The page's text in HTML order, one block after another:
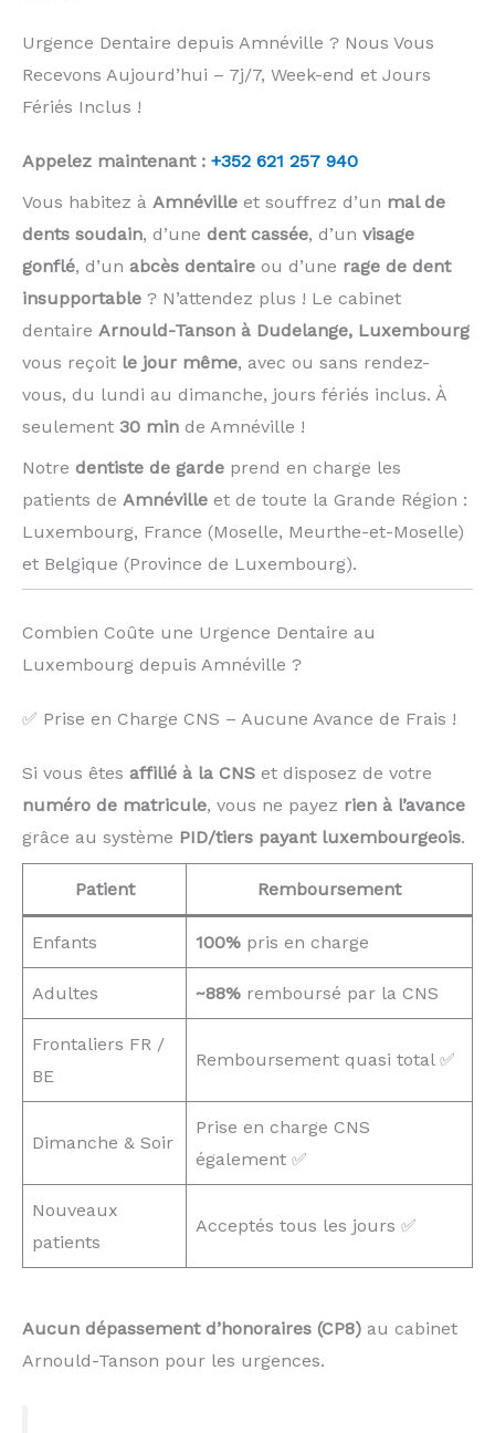
Urgence Dentaire depuis Amnéville ? Nous Vous
Recevons Aujourd’hui – 7j/7, Week-end et Jours
Fériés Inclus !
Appelez maintenant : +352 621 257 940
Vous habitez à Amnéville et souffrez d’un mal de
dents soudain, d’une dent cassée, d’un visage
gonflé, d’un abcès dentaire ou d’une rage de dent
insupportable ? N’attendez plus ! Le cabinet
dentaire Arnould-Tanson à Dudelange, Luxembourg
vous reçoit le jour même, avec ou sans rendez-
vous, du lundi au dimanche, jours fériés inclus. À
seulement 30 min de Amnéville !
Notre dentiste de garde prend en charge les
patients de Amnéville et de toute la Grande Région :
Luxembourg, France (Moselle, Meurthe-et-Moselle)
et Belgique (Province de Luxembourg). ️
Combien Coûte une Urgence Dentaire au
Luxembourg depuis Amnéville ?
✅ Prise en Charge CNS – Aucune Avance de Frais !
Si vous êtes affilié à la CNS et disposez de votre
numéro de matricule, vous ne payez rien à l’avance
grâce au système PID/tiers payant luxembourgeois.
Patient Remboursement
Enfants 100% pris en charge
Adultes ~88% remboursé par la CNS
Frontaliers FR /
BE
Remboursement quasi total ✅
Dimanche & Soir
Prise en charge CNS
également ✅
Nouveaux
patients
Acceptés tous les jours ✅
Aucun dépassement d’honoraires (CP8) au cabinet
Arnould-Tanson pour les urgences.